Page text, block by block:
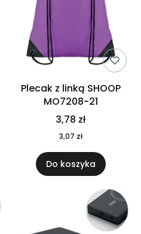
Plecak z linką SHOOP
MO7208-21
3,78 zł
3,07 zł
Do koszyka